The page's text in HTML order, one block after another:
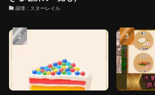
崩壊：スターレイル